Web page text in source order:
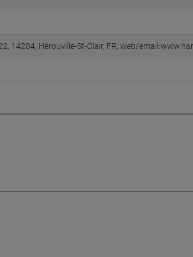
14204, Hérouville-St-Clair, FR, web/